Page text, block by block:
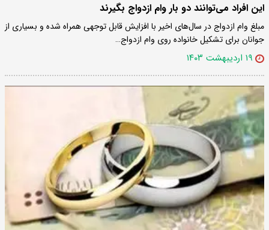
این افراد می‌توانند دو بار وام ازدواج بگیرند
مبلغ وام ازدواج در سال‌های اخیر با افزایش قابل توجهی همراه شده و بسیاری از
جوانان برای تشکیل خانواده روی وام ازدواج…
۱۹ اردیبهشت ۱۴۰۳